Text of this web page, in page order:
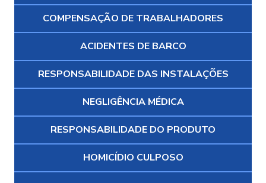
COMPENSAÇÃO DE TRABALHADORES
ACIDENTES DE BARCO
RESPONSABILIDADE DAS INSTALAÇÕES
NEGLIGÊNCIA MÉDICA
RESPONSABILIDADE DO PRODUTO
HOMICÍDIO CULPOSO